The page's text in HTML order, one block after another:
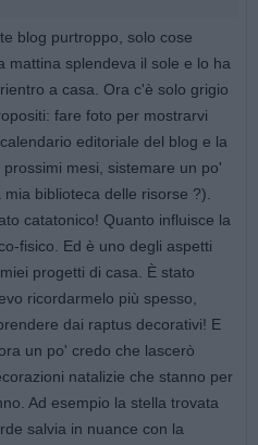
blog purtroppo, solo cose
mattina splendeva il sole e lo ha
a casa. Ora c'è solo grigio
fare foto per mostrarvi
editoriale del blog e la
mesi, sistemare un po'
biblioteca delle risorse ?).
catatonico! Quanto influisce la
fisico. Ed è uno degli aspetti
progetti di casa. È stato
ricordarmelo più spesso,
dai raptus decorativi! E
un po' credo che lascerò
natalizie che stanno per
Ad esempio la stella trovata
salvia in nuance con la